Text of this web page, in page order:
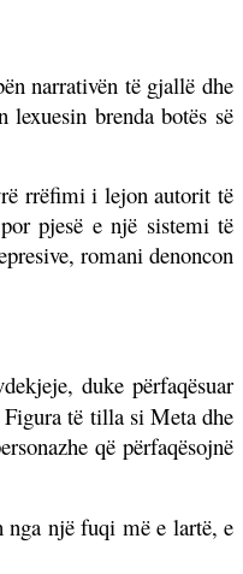
narrativën të gjallë dhe
brenda botës së
rrëfimi i lejon autorit të
pjesë e një sistemi të
romani denoncon
duke përfaqësuar
të tilla si Meta dhe
që përfaqësojnë
një fuqi më e lartë, e